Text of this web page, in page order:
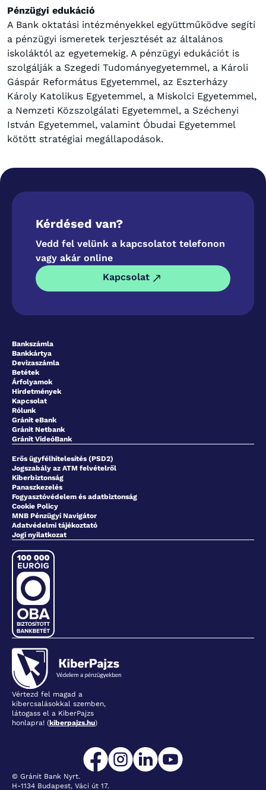
Pénzügyi edukáció
A Bank oktatási intézményekkel együttműködve segíti
a pénzügyi ismeretek terjesztését az általános
iskoláktól az egyetemekig. A pénzügyi edukációt is
szolgálják a Szegedi Tudományegyetemmel, a Károli
Gáspár Református Egyetemmel, az Eszterházy
Károly Katolikus Egyetemmel, a Miskolci Egyetemmel,
a Nemzeti Közszolgálati Egyetemmel, a Széchenyi
István Egyetemmel, valamint Óbudai Egyetemmel
kötött stratégiai megállapodások.
Kérdésed van?
Vedd fel velünk a kapcsolatot telefonon
vagy akár online
Kapcsolat
Bankszámla
Bankkártya
Devizaszámla
Betétek
Árfolyamok
Hirdetmények
Kapcsolat
Rólunk
Gránit eBank
Gránit Netbank
Gránit VideóBank
Erős ügyfélhitelesítés (PSD2)
Jogszabály az ATM felvételről
Kiberbiztonság
Panaszkezelés
Fogyasztóvédelem és adatbiztonság
Cookie Policy
MNB Pénzügyi Navigátor
Adatvédelmi tájékoztató
Jogi nyilatkozat
Vértezd fel magad a
kibercsalásokkal szemben,
látogass el a KiberPajzs
honlapra! (kiberpajzs.hu)
© Gránit Bank Nyrt.
H-1134 Budapest, Váci út 17.